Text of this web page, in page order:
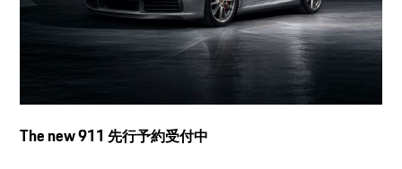
The new 911 先行予約受付中